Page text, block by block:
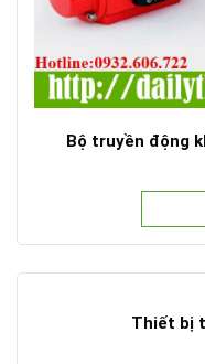
Bộ truyền động
Thiết bị